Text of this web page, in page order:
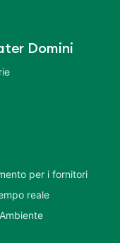
Domini
per i fornitori
reale